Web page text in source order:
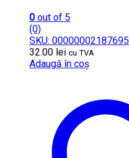
0 out of 5
(0)
SKU: 00000002187695
32.00 lei cu TVA
Adaugă în coș